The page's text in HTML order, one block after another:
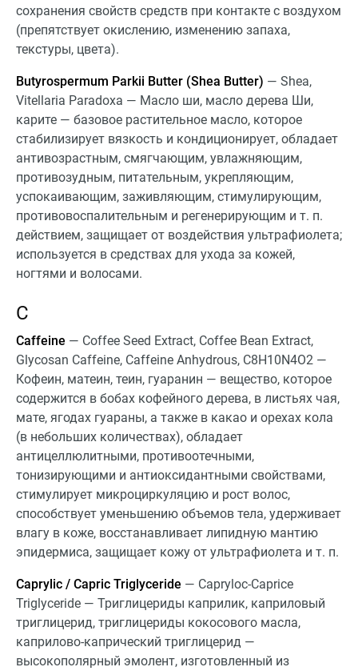
сохранения свойств средств при контакте с воздухом
(препятствует окислению, изменению запаха,
текстуры, цвета).
Butyrospermum Parkii Butter (Shea Butter) — Shea,
Vitellaria Paradoxa — Масло ши, масло дерева Ши,
карите — базовое растительное масло, которое
стабилизирует вязкость и кондиционирует, обладает
антивозрастным, смягчающим, увлажняющим,
противозудным, питательным, укрепляющим,
успокаивающим, заживляющим, стимулирующим,
противовоспалительным и регенерирующим и т. п.
действием, защищает от воздействия ультрафиолета;
используется в средствах для ухода за кожей,
ногтями и волосами.
C
Caffeine — Coffee Seed Extract, Coffee Bean Extract,
Glycosan Caffeine, Caffeine Anhydrous, C8H10N4O2 —
Кофеин, матеин, теин, гуаранин — вещество, которое
содержится в бобах кофейного дерева, в листьях чая,
мате, ягодах гуараны, а также в какао и орехах кола
(в небольших количествах), обладает
антицеллюлитными, противоотечными,
тонизирующими и антиоксидантными свойствами,
стимулирует микроциркуляцию и рост волос,
способствует уменьшению объемов тела, удерживает
влагу в коже, восстанавливает липидную мантию
эпидермиса, защищает кожу от ультрафиолета и т. п.
Caprylic / Capric Triglyceride — Сapryloc-Сaprice
Triglyceride — Триглицериды каприлик, каприловый
триглицерид, триглицериды кокосового масла,
каприлово-капрический триглицерид —
высокополярный эмолент, изготовленный из